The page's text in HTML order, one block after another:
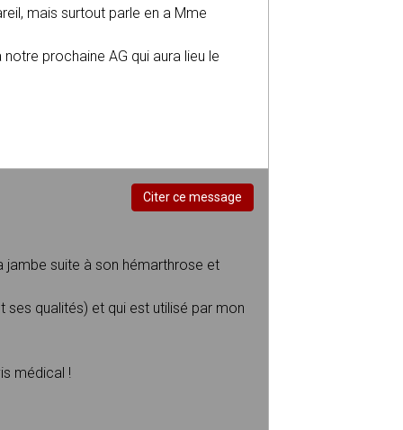
mais surtout parle en a Mme
prochaine AG qui aura lieu le
Citer ce message
jambe suite à son hémarthrose et
qualités) et qui est utilisé par mon
médical !